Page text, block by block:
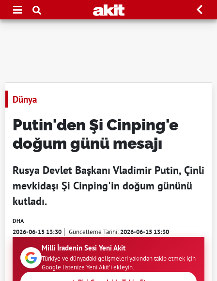
Dünya
Putin'den Şi Cinping'e
doğum günü mesajı
Rusya Devlet Başkanı Vladimir Putin, Çinli
mevkidaşı Şi Cinping'in doğum gününü
kutladı.
DHA
2026-06-15 13:30 Güncelleme Tarihi:2026-06-15 13:30
Milli İradenin Sesi Yeni Akit
Türkiye ve dünyadaki gelişmeleri yakından takip etmek için
Google listenize Yeni Akit'i ekleyin.